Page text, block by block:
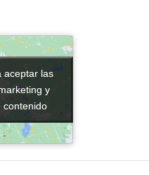
aceptar las
y
contenido
aceptar las
y
contenido